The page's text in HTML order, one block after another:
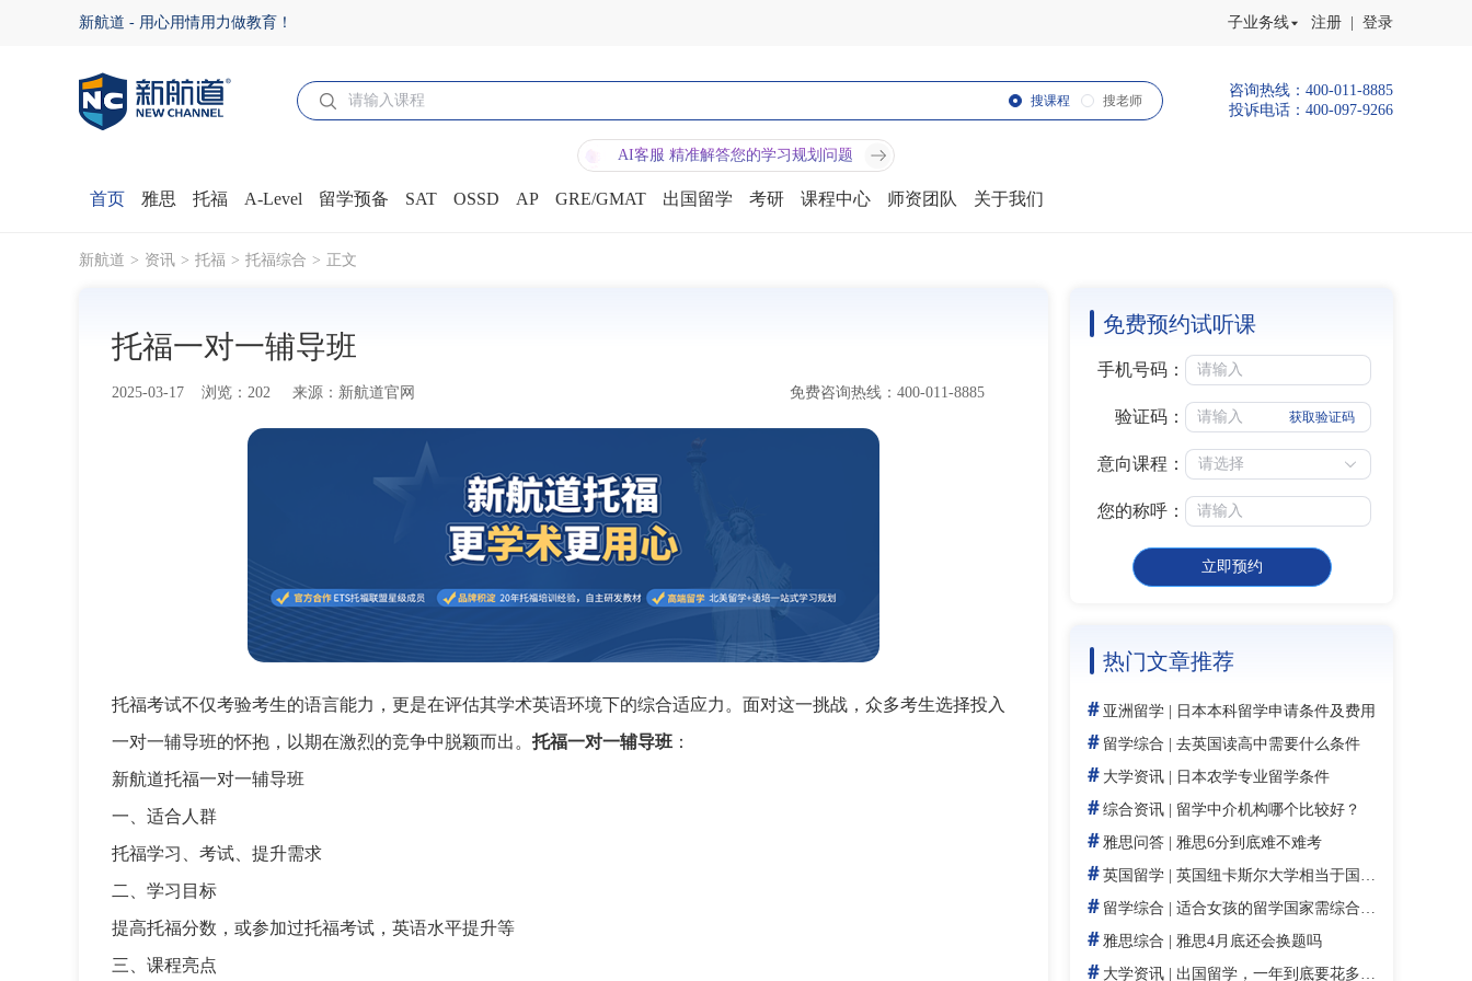
新航道 - 用心用情用力做教育！ 子业务线 注册 | 登录
搜课程 搜老师
咨询热线：400-011-8885
投诉电话：400-097-9266
AI客服 精准解答您的学习规划问题
首页 雅思 托福 A-Level 留学预备 SAT OSSD AP GRE/GMAT 出国留学 考研 课程中心 师资团队 关于我们
新航道 资讯 托福 托福综合 正文
托福一对一辅导班
2025-03-17 浏览：202 来源：新航道官网 免费咨询热线：400-011-8885
托福考试不仅考验考生的语言能力，更是在评估其学术英语环境下的综合适应力。面对这一挑战，众多考生选择投入
一对一辅导班的怀抱，以期在激烈的竞争中脱颖而出。 托福一对一辅导班 ：
新航道托福一对一辅导班
一、适合人群
托福学习、考试、提升需求
二、学习目标
提高托福分数，或参加过托福考试，英语水平提升等
三、课程亮点
免费预约试听课
手机号码：
验证码： 获取验证码
意向课程： 请选择
您的称呼：
立即预约
热门文章推荐
＃ 亚洲留学 日本本科留学申请条件及费用
＃ 留学综合 去英国读高中需要什么条件
＃ 大学资讯 日本农学专业留学条件
＃ 综合资讯 留学中介机构哪个比较好？
＃ 雅思问答 雅思6分到底难不难考
＃ 英国留学 英国纽卡斯尔大学相当于国内什么大学：排名对标、录取难度与学科实力对比
＃ 留学综合 适合女孩的留学国家需综合考量！
＃ 雅思综合 雅思4月底还会换题吗
＃ 大学资讯 出国留学，一年到底要花多少钱？留学生必看！